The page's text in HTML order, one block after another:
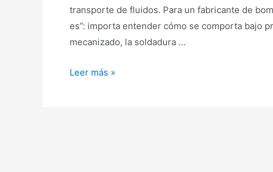
transporte de fluidos. Para un fabricante de
es”: importa entender cómo se comporta bajo
mecanizado, la soldadura …
Leer más »